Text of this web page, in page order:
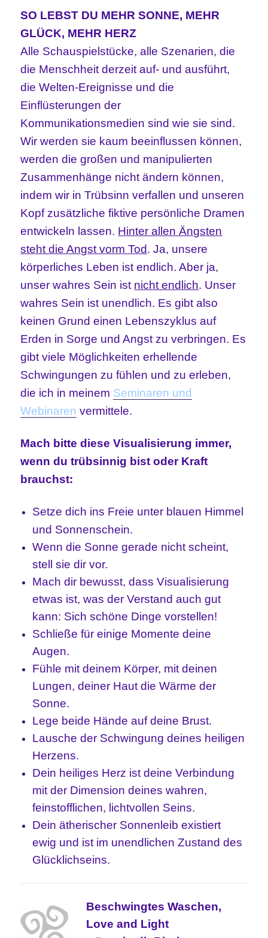
SO LEBST DU MEHR SONNE, MEHR
GLÜCK, MEHR HERZ
Alle Schauspielstücke, alle Szenarien, die
die Menschheit derzeit auf- und ausführt,
die Welten-Ereignisse und die
Einflüsterungen der
Kommunikationsmedien sind wie sie sind.
Wir werden sie kaum beeinflussen können,
werden die großen und manipulierten
Zusammenhänge nicht ändern können,
indem wir in Trübsinn verfallen und unseren
Kopf zusätzliche fiktive persönliche Dramen
entwickeln lassen. Hinter allen Ängsten
steht die Angst vorm Tod. Ja, unsere
körperliches Leben ist endlich. Aber ja,
unser wahres Sein ist nicht endlich. Unser
wahres Sein ist unendlich. Es gibt also
keinen Grund einen Lebenszyklus auf
Erden in Sorge und Angst zu verbringen. Es
gibt viele Möglichkeiten erhellende
Schwingungen zu fühlen und zu erleben,
die ich in meinem Seminaren und
Webinaren vermittele.
Mach bitte diese Visualisierung immer,
wenn du trübsinnig bist oder Kraft
brauchst:
Setze dich ins Freie unter blauen Himmel
und Sonnenschein.
Wenn die Sonne gerade nicht scheint,
stell sie dir vor.
Mach dir bewusst, dass Visualisierung
etwas ist, was der Verstand auch gut
kann: Sich schöne Dinge vorstellen!
Schließe für einige Momente deine
Augen.
Fühle mit deinem Körper, mit deinen
Lungen, deiner Haut die Wärme der
Sonne.
Lege beide Hände auf deine Brust.
Lausche der Schwingung deines heiligen
Herzens.
Dein heiliges Herz ist deine Verbindung
mit der Dimension deines wahren,
feinstofflichen, lichtvollen Seins.
Dein ätherischer Sonnenleib existiert
ewig und ist im unendlichen Zustand des
Glücklichseins.
Beschwingtes Waschen,
Love and Light